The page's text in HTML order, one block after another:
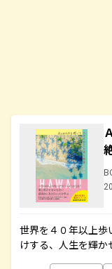
世界を４０年以上歩
けする、人生を輝